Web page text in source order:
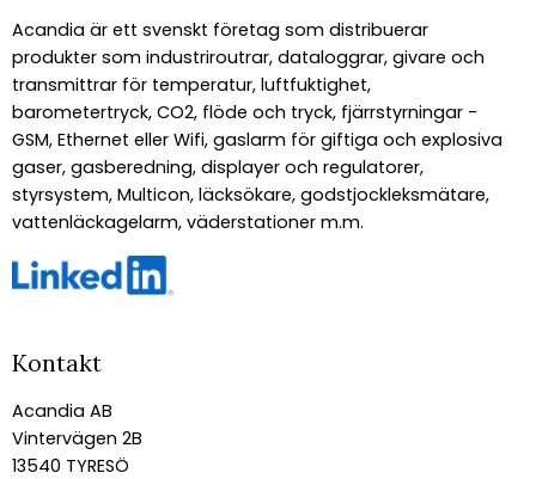
Acandia är ett svenskt företag som distribuerar
produkter som industriroutrar, dataloggrar, givare och
transmittrar för temperatur, luftfuktighet,
barometertryck, CO2, flöde och tryck, fjärrstyrningar -
GSM, Ethernet eller Wifi, gaslarm för giftiga och explosiva
gaser, gasberedning, displayer och regulatorer,
styrsystem, Multicon, läcksökare, godstjockleksmätare,
vattenläckagelarm, väderstationer m.m.
Kontakt
Acandia AB
Vintervägen 2B
13540 TYRESÖ